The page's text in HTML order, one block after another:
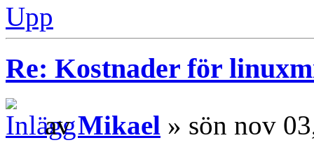
Upp
Re: Kostnader för
avMikael » sön nov